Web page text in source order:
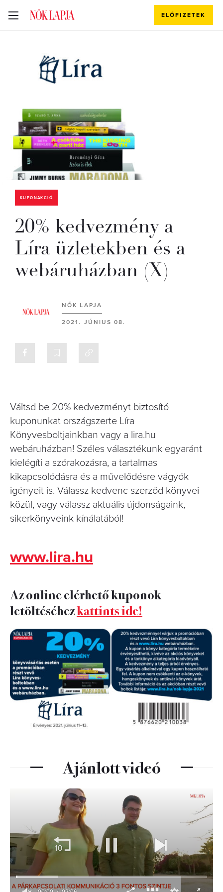
ELŐFIZETEK
KUPONAKCIÓ
20% kedvezmény a
Líra üzletekben és a
webáruházban (X)
NŐK LAPJA
2021. JÚNIUS 08.
Váltsd be 20% kedvezményt biztosító
kuponunkat országszerte Líra
Könyvesboltjainkban vagy a lira.hu
webáruházban! Széles választékunk egyaránt
kielégíti a szórakozásra, a tartalmas
kikapcsolódásra és a művelődésre vágyók
igényeit is. Válassz kedvenc szerződ könyvei
közül, vagy válassz aktuális újdonságaink,
sikerkönyveink kínálatából!
www.lira.hu
Az online elérhető kuponok
letöltéséhezkattints ide!
Ajánlott videó